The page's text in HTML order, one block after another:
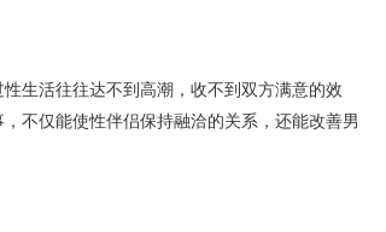
活往往达不到高潮，收不到双方满意的效
不仅能使性伴侣保持融洽的关系，还能改善男